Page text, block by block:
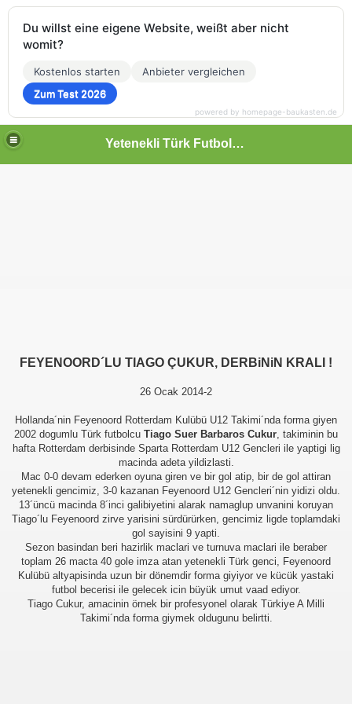
Yetenekli Türk Futbolcular
FEYENOORD´LU TIAGO ÇUKUR, DERBiNiN KRALI !
26 Ocak 2014-2
Hollanda´nin Feyenoord Rotterdam Kulübü U12 Takimi´nda forma giyen
2002 dogumlu Türk futbolcu Tiago Suer Barbaros Cukur, takiminin bu
hafta Rotterdam derbisinde Sparta Rotterdam U12 Gencleri ile yaptigi lig
macinda adeta yildizlasti.
Mac 0-0 devam ederken oyuna giren ve bir gol atip, bir de gol attiran
yetenekli gencimiz, 3-0 kazanan Feyenoord U12 Gencleri´nin yidizi oldu.
13´üncü macinda 8´inci galibiyetini alarak namaglup unvanini koruyan
Tiago´lu Feyenoord zirve yarisini sürdürürken, gencimiz ligde toplamdaki
gol sayisini 9 yapti.
Sezon basindan beri hazirlik maclari ve turnuva maclari ile beraber
toplam 26 macta 40 gole imza atan yetenekli Türk genci, Feyenoord
Kulübü altyapisinda uzun bir dönemdir forma giyiyor ve kücük yastaki
futbol becerisi ile gelecek icin büyük umut vaad ediyor.
Tiago Cukur, amacinin örnek bir profesyonel olarak Türkiye A Milli
Takimi´nda forma giymek oldugunu belirtti.
Du willst eine eigene Website, weißt aber nicht
womit?
Kostenlos starten
Anbieter vergleichen
Zum Test 2026
powered by homepage-baukasten.de